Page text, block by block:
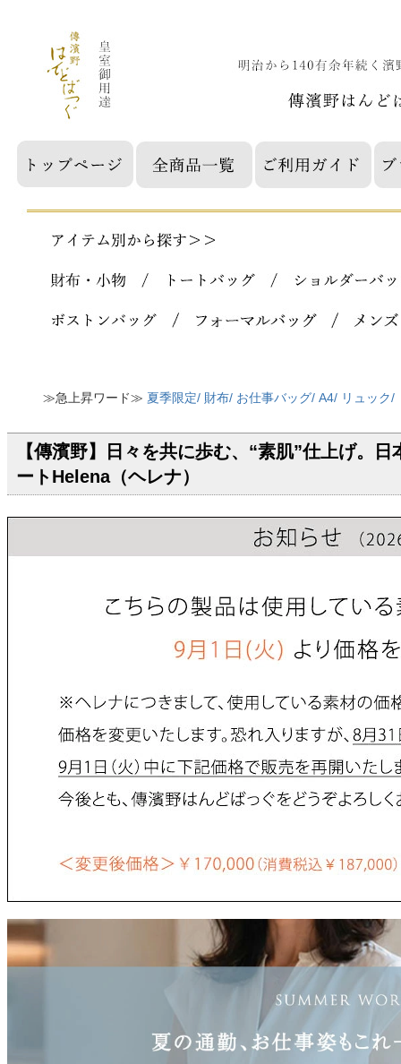
≫急上昇ワード≫ 夏季限定/ 財布/ お仕事バッグ/ A4/ リュック/
【傳濱野】日々を共に歩む、“素肌”仕上げ。
ートHelena（ヘレナ）